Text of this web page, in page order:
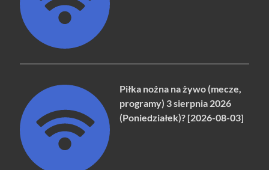
Piłka nożna na żywo (mecze,
programy) 3 sierpnia 2026
(Poniedziałek)? [2026-08-03]